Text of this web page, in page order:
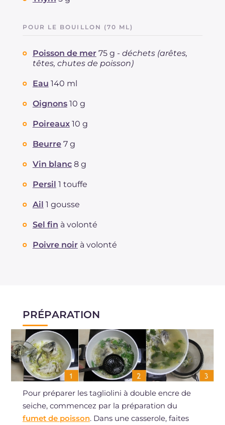
POUR LE BOUILLON (70 ML)
Poisson de mer 75 g - déchets (arêtes,
têtes, chutes de poisson)
Eau 140 ml
Oignons 10 g
Poireaux 10 g
Beurre 7 g
Vin blanc 8 g
Persil 1 touffe
Ail 1 gousse
Sel fin à volonté
Poivre noir à volonté
PRÉPARATION
Pour préparer les tagliolini à double encre de
seiche, commencez par la préparation du
fumet de poisson. Dans une casserole, faites